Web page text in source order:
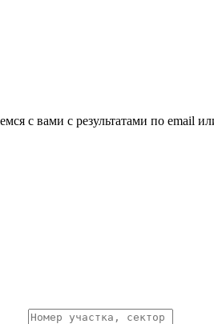
с вами с результатами по email